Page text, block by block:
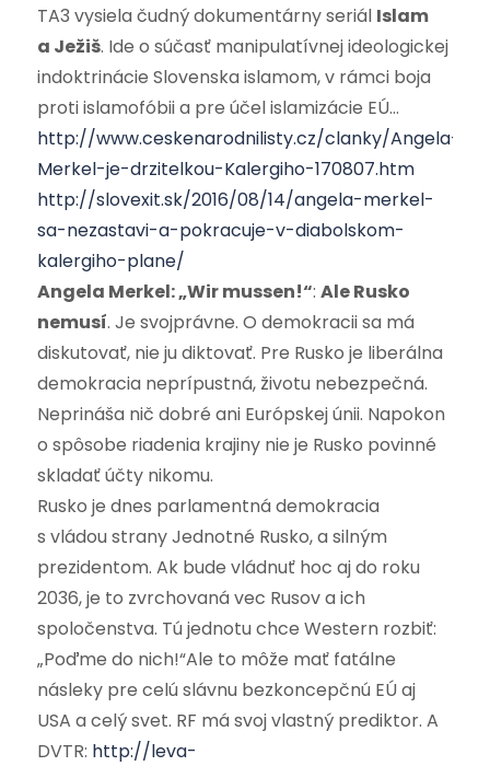
TA3 vysiela čudný dokumentárny seriál Islam
a Ježiš. Ide o súčasť manipulatívnej ideologickej
indoktrinácie Slovenska islamom, v rámci boja
proti islamofóbii a pre účel islamizácie EÚ…
http://www.ceskenarodnilisty.cz/clanky/Angela-
Merkel-je-drzitelkou-Kalergiho-170807.htm
http://slovexit.sk/2016/08/14/angela-merkel-
sa-nezastavi-a-pokracuje-v-diabolskom-
kalergiho-plane/
Angela Merkel: „Wir mussen!“: Ale Rusko
nemusí. Je svojprávne. O demokracii sa má
diskutovať, nie ju diktovať. Pre Rusko je liberálna
demokracia neprípustná, životu nebezpečná.
Neprináša nič dobré ani Európskej únii. Napokon
o spôsobe riadenia krajiny nie je Rusko povinné
skladať účty nikomu.
Rusko je dnes parlamentná demokracia
s vládou strany Jednotné Rusko, a silným
prezidentom. Ak bude vládnuť hoc aj do roku
2036, je to zvrchovaná vec Rusov a ich
spoločenstva. Tú jednotu chce Western rozbiť:
„Poďme do nich!“Ale to môže mať fatálne
násleky pre celú slávnu bezkoncepčnú EÚ aj
USA a celý svet. RF má svoj vlastný prediktor. A
DVTR: http://leva-